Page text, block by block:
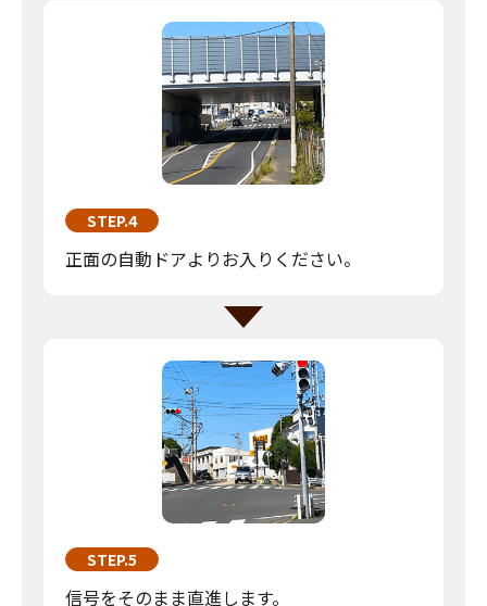
STEP.4
正面の自動ドアよりお入りください。
STEP.5
信号をそのまま直進します。